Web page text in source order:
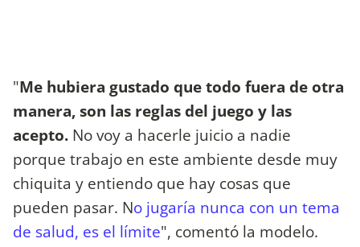
"Me hubiera gustado que todo fuera de otra
manera, son las reglas del juego y las
acepto. No voy a hacerle juicio a nadie
porque trabajo en este ambiente desde muy
chiquita y entiendo que hay cosas que
pueden pasar. No jugaría nunca con un tema
de salud, es el límite", comentó la modelo.